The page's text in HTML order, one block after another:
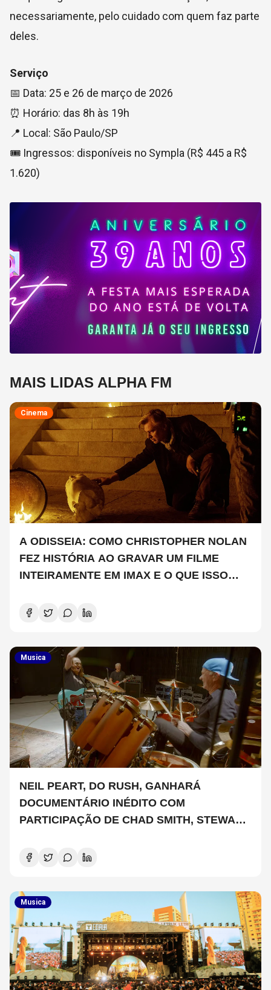
necessariamente, pelo cuidado com quem faz parte
deles.
Serviço
📅 Data: 25 e 26 de março de 2026
⏰ Horário: das 8h às 19h
📍 Local: São Paulo/SP
🎟️ Ingressos: disponíveis no Sympla (R$ 445 a R$
1.620)
MAIS LIDAS ALPHA FM
Cinema
A ODISSEIA: COMO CHRISTOPHER NOLAN
FEZ HISTÓRIA AO GRAVAR UM FILME
INTEIRAMENTE EM IMAX E O QUE ISSO
Musica
NEIL PEART, DO RUSH, GANHARÁ
DOCUMENTÁRIO INÉDITO COM
PARTICIPAÇÃO DE CHAD SMITH, STEWART
Musica